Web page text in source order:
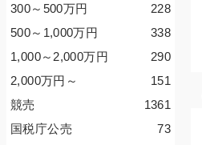
228
300～500万円
338
500～1,000万円
290
1,000～2,000万円
151
2,000万円 ～
1361
競売
73
国税庁公売